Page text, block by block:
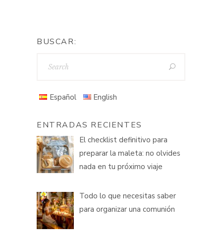
BUSCAR:
Español English
ENTRADAS RECIENTES
El checklist definitivo para
preparar la maleta: no olvides
nada en tu próximo viaje
Todo lo que necesitas saber
para organizar una comunión